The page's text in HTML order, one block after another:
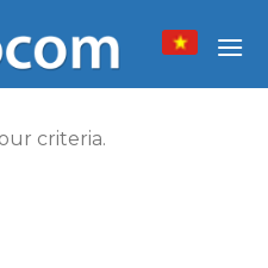
criteria.